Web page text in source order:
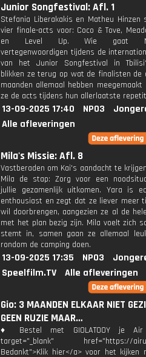
Junior Songfestival: Afl. 1
Stefania Liberakakis en Matheu Hinzen
vier finale-acts voor: Coco & Tove,
en Level Up. Wie gaat
vertegenwoordigen tijdens de
van het Junior Songfestival in
blikken ze terug op wat de finalisten de
maanden allemaal hebben meegemaakt
ze de acts tijdens hun allerlaatste
13-09-2025 17:40 NPO3
Alle afleveringen
Mila's Missie: Afl. 8
Vastberaden om Kai's aandacht te
Mila de stap: Zorg voor een
jullie gezamenlijk uitkomen. Yara is
enthousiast en zegt dat ze liever meer
wil doorbrengen, aangezien ze al de
met het plan bezig zijn. Mila voelt zich
stemt in, samen gaan ze allemaal
rondom de camping doen.
13-09-2025 17:35 NPO3
Speelfilm.TV
Alle afleveringen
Gio: 3 MAANDEN ELKAAR NIET
GEEN RUZIE MAAR…
♦ Bestel met GIOLATOOY je
target="_blank" href="https://
Bedankt">Klik hier</a> voor het kijken